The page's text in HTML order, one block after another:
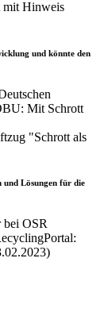
und könnte den
Mit Schrott
und Lösungen für die
bei OSR